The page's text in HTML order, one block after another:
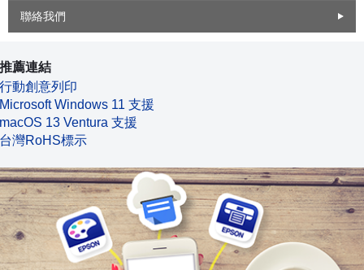
聯絡我們
推薦連結
行動創意列印
Microsoft Windows 11 支援
macOS 13 Ventura 支援
台灣RoHS標示